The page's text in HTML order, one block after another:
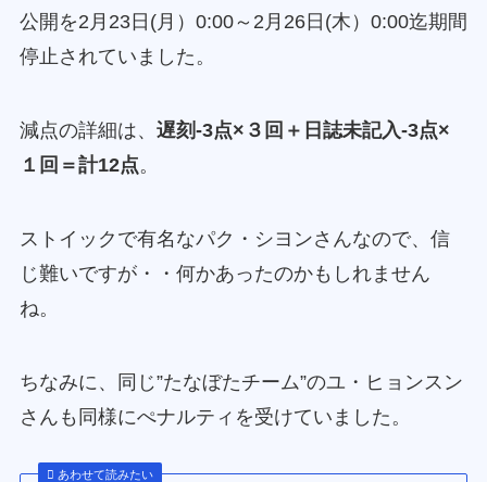
公開を2月23日(月）0:00～2月26日(木）0:00迄期間
停止されていました。
減点の詳細は、 遅刻-3点×３回＋日誌未記入-3点×
１回＝計12点。
ストイックで有名なパク・シヨンさんなので、信
じ難いですが・・何かあったのかもしれません
ね。
ちなみに、同じ”たなぼたチーム”のユ・ヒョンスン
さんも同様にぺナルティを受けていました。
あわせて読みたい